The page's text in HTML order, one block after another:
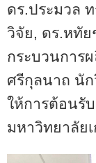
ดร.ประมวล
วิจัย, ดร.หทั
กระบวนการ
ศรีกุลนาถ นั
ให้การต้อนรั
มหาวิทยาลัย